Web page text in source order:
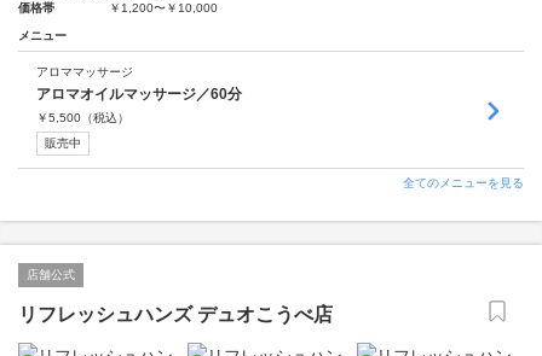
価格帯
￥1,200〜￥10,000
メニュー
アロママッサージ
アロマオイルマッサージ／60分
￥5,500 （税込）
販売中
全てのメニューを見る
店舗公式
リフレッシュハンズ デュオこうべ店